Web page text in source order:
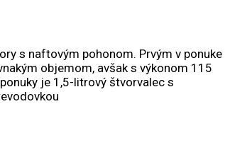
s naftovým pohonom. Prvým v ponuke
objemom, avšak s výkonom 115
je 1,5-litrový štvorvalec s